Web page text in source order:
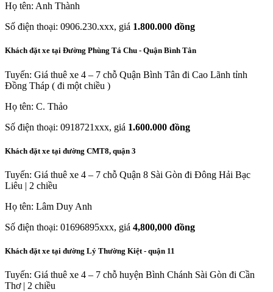
Họ tên: Anh Thành
Số điện thoại: 0906.230.xxx, giá 1.800.000 đồng
Khách đặt xe tại Đường Phùng Tá Chu - Quận Bình Tân
Tuyến: Giá thuê xe 4 – 7 chỗ Quận Bình Tân đi Cao Lãnh tỉnh
Đồng Tháp ( đi một chiều )
Họ tên: C. Thảo
Số điện thoại: 0918721xxx, giá 1.600.000 đồng
Khách đặt xe tại đường CMT8, quận 3
Tuyến: Giá thuê xe 4 – 7 chỗ Quận 8 Sài Gòn đi Đông Hải Bạc
Liêu | 2 chiều
Họ tên: Lâm Duy Anh
Số điện thoại: 01696895xxx, giá 4,800,000 đồng
Khách đặt xe tại đường Lý Thường Kiệt - quận 11
Tuyến: Giá thuê xe 4 – 7 chỗ huyện Bình Chánh Sài Gòn đi Cần
Thơ | 2 chiều